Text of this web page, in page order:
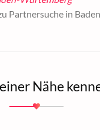
Partnersuche in
Nähe